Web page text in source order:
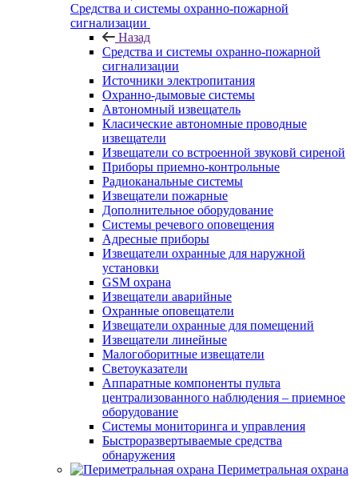
Средства и системы охранно-пожарной
сигнализации
Назад
Средства и системы охранно-пожарной
сигнализации
Источники электропитания
Охранно-дымовые системы
Автономный извещатель
Класические автономные проводные
извещатели
Извещатели со встроенной звуковй сиреной
Приборы приемно-контрольные
Радиоканальные системы
Извещатели пожарные
Дополнительное оборудование
Системы речевого оповещения
Адресные приборы
Извещатели охранные для наружной
установки
GSM охрана
Извещатели аварийные
Охранные оповещатели
Извещатели охранные для помещений
Извещатели линейные
Малогоборитные извещатели
Светоуказатели
Аппаратные компоненты пульта
централизованного наблюдения – приемное
оборудование
Системы мониторинга и управления
Быстроразвертываемые средства
обнаружения
Периметральная охрана